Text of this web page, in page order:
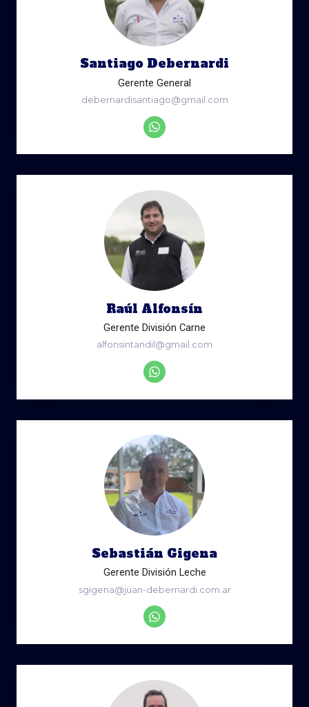
Santiago Debernardi
Gerente General
debernardisantiago@gmail.com
Raúl Alfonsín
Gerente División Carne
alfonsintandil@gmail.com
Sebastián Gigena
Gerente División Leche
sgigena@juan-debernardi.com.ar